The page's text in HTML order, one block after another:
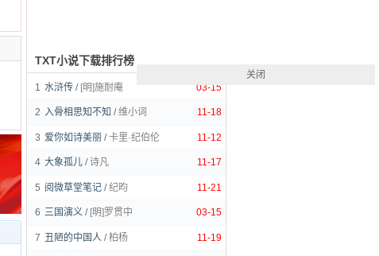
TXT小说下载排行榜
03-15
1 水浒传 / [明]施耐庵
11-18
2 入骨相思知不知 /维小词
11-12
3 爱你如诗美丽 /卡里·纪伯伦
11-17
4 大象孤儿 /诗凡
11-21
5 阅微草堂笔记 /纪昀
03-15
6 三国演义 / [明]罗贯中
11-19
7 丑陋的中国人 /柏杨
关闭